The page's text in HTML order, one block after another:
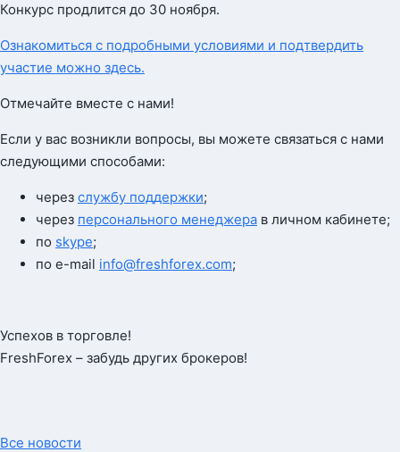
Конкурс продлится до 30 ноября.
Ознакомиться с подробными условиями и подтвердить
участие можно здесь.
Отмечайте вместе с нами!
Если у вас возникли вопросы, вы можете связаться с нами
следующими способами:
через службу поддержки;
через персонального менеджера в личном кабинете;
по skype;
по e-mail info@freshforex.com;
Успехов в торговле!
FreshForex – забудь других брокеров!
Все новости